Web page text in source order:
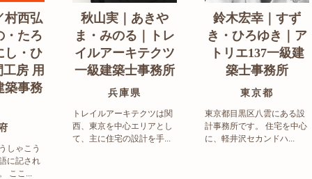
村西弘
・たろ
し・ひ
房 用
築事務
しゃこう
に記され
ここ...
秋山実｜あきや
ま・みのる｜トレ
イルアーキテクツ
一級建築士事務所
兵庫県
トレイルアーキテクツは関
西、東京を中心エリアとし
て、主に住宅の設計を手...
鈴木宏幸｜すず
き・ひろゆき｜ア
トリエ137一級建
築士事務所
東京都
東京都目黒区八雲にある設
計事務所です。 住宅を中心
に、軽井沢セカンドハ...